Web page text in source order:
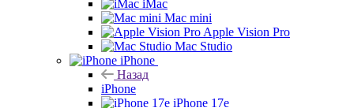
iMac
Mac mini
Apple Vision Pro
Mac Studio
iPhone
Назад
iPhone
iPhone 17e